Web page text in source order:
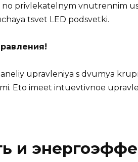
privlekatelnym vnutrennim
tsvet LED podsvetki.
upravleniya s dvumya
Eto imeet intuevtivnoe
и